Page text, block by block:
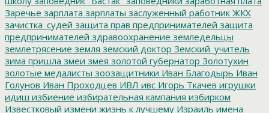
Заречье зарплата зарплаты заслуженный работник ЖКХ
зачистка_судей защита прав предпринимателей защита
предпринимателей здравоохранение земледельцы
землетрясение земля земский доктор Земский_учитель
зима пришла змеи змея золотой губернатор Золотухин
золотые медалисты зоозащитники Иван Благодырь Иван
Голунов Иван Проходцев ИВЛ ивс Игорь Ткачев игрушки
идиш избиение избирательная кампания избирком
Известковый измени жизнь к лучшему Израиль имена